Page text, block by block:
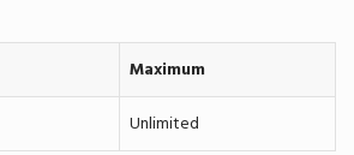
Maximum
Unlimited